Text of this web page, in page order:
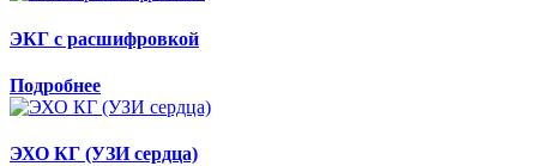
ЭКГ с расшифровкой
Подробнее
ЭХО КГ (УЗИ сердца)